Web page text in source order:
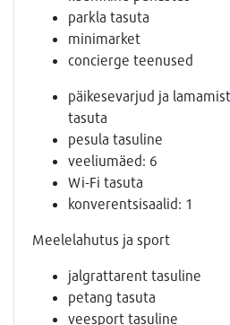
parkla tasuta
minimarket
concierge teenused
päikesevarjud ja
tasuta
pesula tasuline
veeliumäed: 6
Wi-Fi tasuta
konverentsisaalid: 1
Meelelahutus ja sport
jalgrattarent tasuline
petang tasuta
veesport tasuline